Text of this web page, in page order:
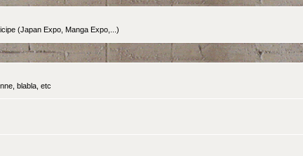
(Japan Expo, Manga Expo,...)
blabla, etc